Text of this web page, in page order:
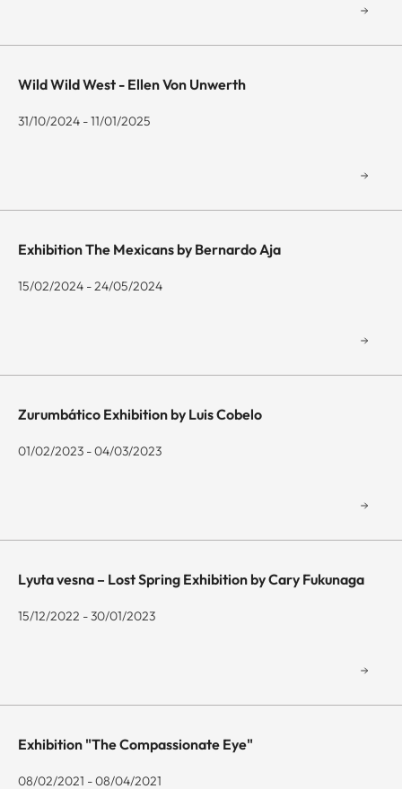
Wild Wild West - Ellen Von Unwerth
31/10/2024 - 11/01/2025
Exhibition The Mexicans by Bernardo Aja
15/02/2024 - 24/05/2024
Zurumbático Exhibition by Luis Cobelo
01/02/2023 - 04/03/2023
Lyuta vesna – Lost Spring Exhibition by Cary Fukunaga
15/12/2022 - 30/01/2023
Exhibition "The Compassionate Eye"
08/02/2021 - 08/04/2021